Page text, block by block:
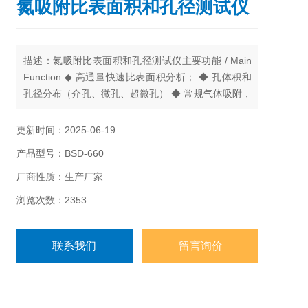
氮吸附比表面积和孔径测试仪
描述：氮吸附比表面积和孔径测试仪主要功能 / Main
Function ◆ 高通量快速比表面积分析； ◆ 孔体积和
孔径分布（介孔、微孔、超微孔） ◆ 常规气体吸附，
H2,CH4,C2H6 等烷烯炔烃；
更新时间：2025-06-19
产品型号：BSD-660
厂商性质：生产厂家
浏览次数：2353
联系我们 留言询价